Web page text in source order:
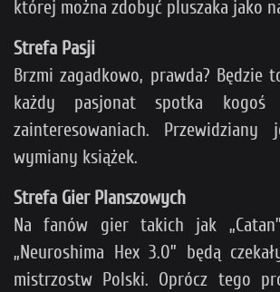
której można zdobyć pluszaka jako
Strefa Pasji
Brzmi zagadkowo, prawda? Będzie
każdy pasjonat spotka kogoś
zainteresowaniach.
wymiany książek.
Strefa Gier Planszowych
Na fanów gier takich jak „Catan”,
„Neuroshima Hex 3.0” będą
mistrzostw Polski. Oprócz tego